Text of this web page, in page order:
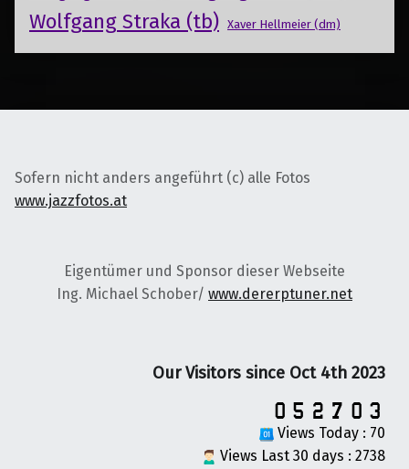
Wolfgang Straka (tb) Xaver Hellmeier (dm)
Sofern nicht anders angeführt (c) alle Fotos
www.jazzfotos.at
Eigentümer und Sponsor dieser Webseite
Ing. Michael Schober/ www.dererptuner.net
Our Visitors since Oct 4th 2023
Views Today : 70
Views Last 30 days : 2738